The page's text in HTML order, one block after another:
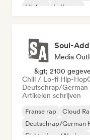
Hiphop
Indie pop
Soul-
Media
&gt; 2100
Chill / Lo-fi Hip-Hop
Deutschrap/German
Artikelen schrijven
Franse rap Cloud
Deutschrap/German
Elektrojazz / Nu-jazz